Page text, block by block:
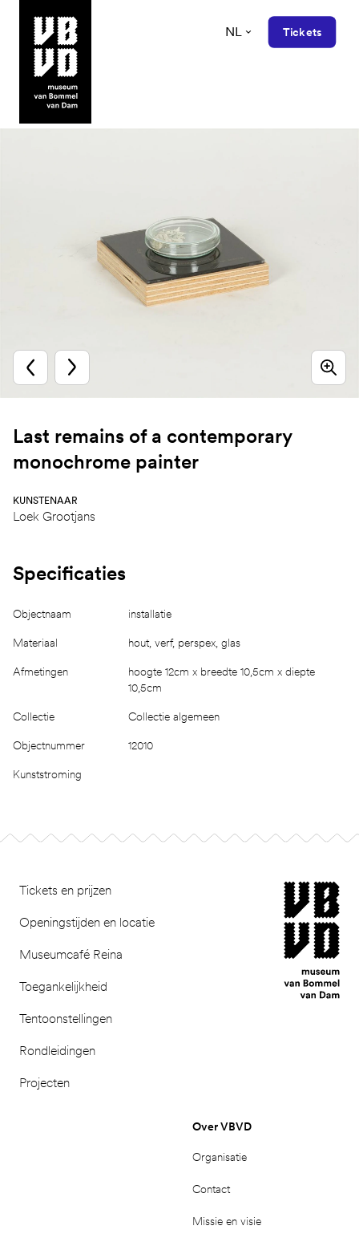
museum van Bommel van Dam
NL Tickets
Last remains of a contemporary
monochrome painter
KUNSTENAAR
Loek Grootjans
Specificaties
Objectnaam installatie
Materiaal hout, verf, perspex, glas
Afmetingen
hoogte 12cm x breedte 10,5cm x diepte
10,5cm
Collectie Collectie algemeen
Objectnummer 12010
Kunststroming
Tickets en prijzen
Openingstijden en locatie
Museumcafé Reina
Toegankelijkheid
Tentoonstellingen
Rondleidingen
Projecten
museum van
Over VBVD
Organisatie
Contact
Missie en visie